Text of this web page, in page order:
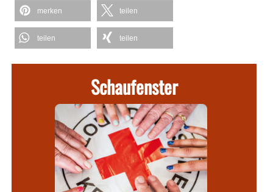
merken teilen
teilen teilen
Schaufenster